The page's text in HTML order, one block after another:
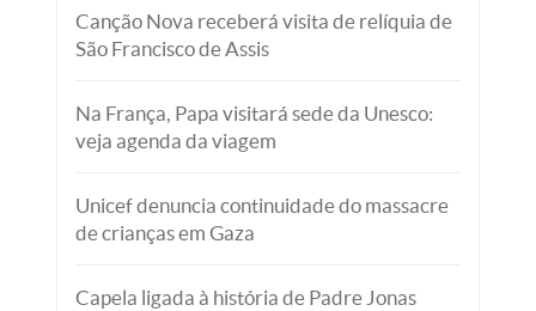
Canção Nova receberá visita de relíquia de
São Francisco de Assis
Na França, Papa visitará sede da Unesco:
veja agenda da viagem
Unicef denuncia continuidade do massacre
de crianças em Gaza
Capela ligada à história de Padre Jonas